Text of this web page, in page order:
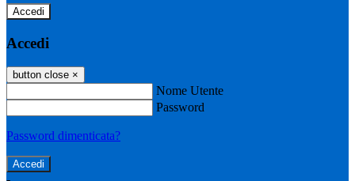
Accedi
Accedi
button close ×
Nome Utente
Password
Password dimenticata?